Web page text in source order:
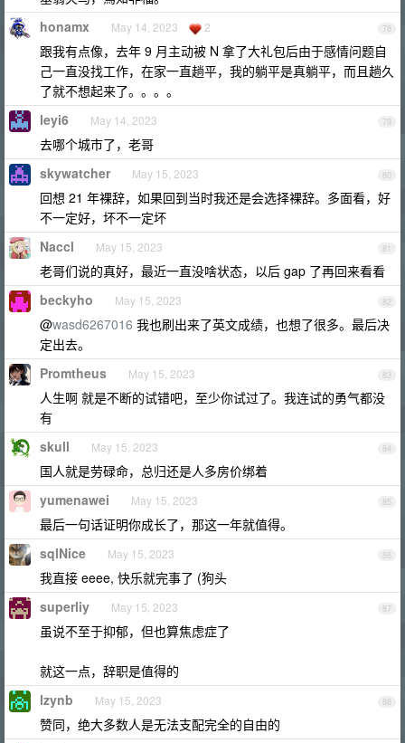
78
honamx May 14, 2023 2
跟我有点像，去年 9 月主动被 N 拿了大礼包后由于感情问题自
己一直没找工作，在家一直趟平，我的躺平是真躺平，而且趟久
了就不想起来了。。。。
79
leyi6 May 14, 2023
去哪个城市了，老哥
80
skywatcher May 15, 2023
回想 21 年裸辞，如果回到当时我还是会选择裸辞。多面看，好
不一定好，坏不一定坏
81
Naccl May 15, 2023
老哥们说的真好，最近一直没啥状态，以后 gap 了再回来看看
82
beckyho May 15, 2023
@wasd6267016 我也刷出来了英文成绩，也想了很多。最后决
定出去。
83
Promtheus May 15, 2023
人生啊 就是不断的试错吧，至少你试过了。我连试的勇气都没
有
84
skull May 15, 2023
国人就是劳碌命，总归还是人多房价绑着
85
yumenawei May 15, 2023
最后一句话证明你成长了，那这一年就值得。
86
sqlNice May 15, 2023
我直接 eeee, 快乐就完事了 (狗头
87
superliy May 15, 2023
虽说不至于抑郁，但也算焦虑症了
就这一点，辞职是值得的
88
lzynb May 15, 2023
赞同，绝大多数人是无法支配完全的自由的